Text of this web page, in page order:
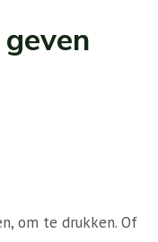
om te drukken. Of